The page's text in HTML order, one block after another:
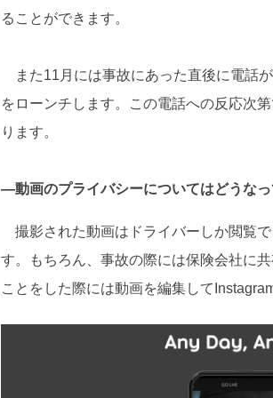
ることができます。
また11月には事故にあった直後に電話
をローンチします。この電話への反応次
ります。
―動画のプライバシーについてはどうなっ
撮影された動画はドライバーしか閲覧
す。もちろん、事故の際には保険会社に
ことをした際には動画を編集して